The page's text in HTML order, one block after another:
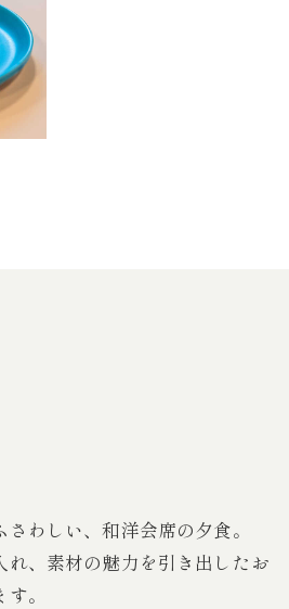
わしい、和洋会席の夕食。
れ、素材の魅力を引き出したお
。